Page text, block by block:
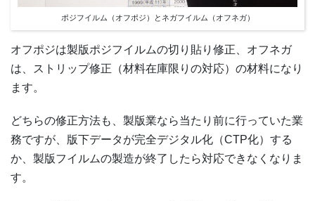
ポジフイルム（オフポジ）とネガフイルム（オフネガ）
オフポジは製版ポジフイルムの切り貼り修正、オフネガ
は、ストリップ修正（材料在庫限りの対応）の材料になり
ます。
どちらの修正方法も、製版業なら当たり前に行っていた業
務ですが、版下データが完全デジタル化（CTP化）する
か、製版フイルムの製造が終了したら対応できなくなりま
す。